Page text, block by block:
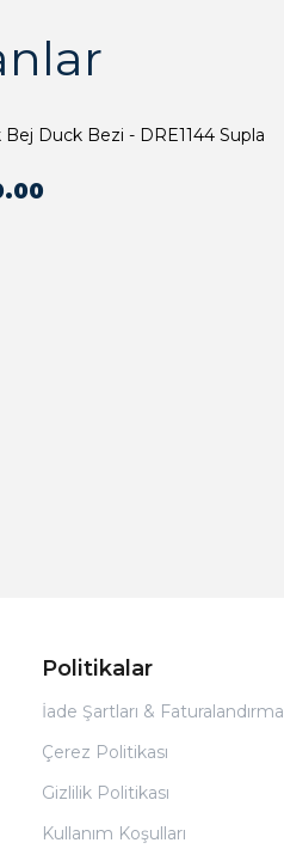
Bej Duck Bezi - DRE1144 Supla
Politikalar
İade Şartları & Faturalandırma
Çerez Politikası
Gizlilik Politikası
Kullanım Koşulları